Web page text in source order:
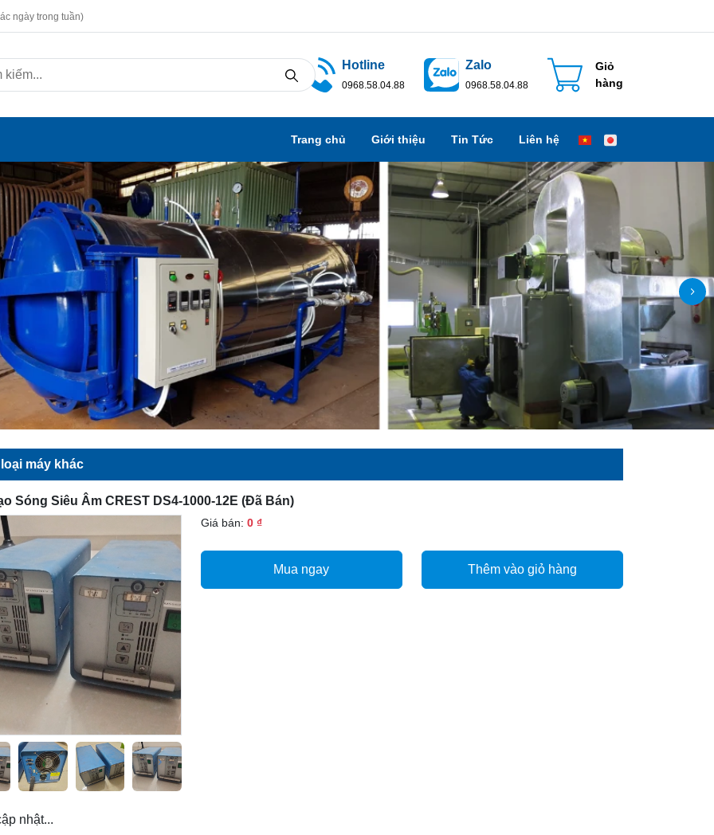
ngày trong tuần)
Hotline
0968.58.04.88
Zalo
0968.58.04.88
Giỏ
hàng
Trang chủ Giới thiệu Tin Tức Liên hệ
máy khác
Sóng Siêu Âm CREST DS4-1000-12E (đã Bán)
Giá bán: 0 ₫
Mua ngay Thêm vào giỏ hàng
nhật...